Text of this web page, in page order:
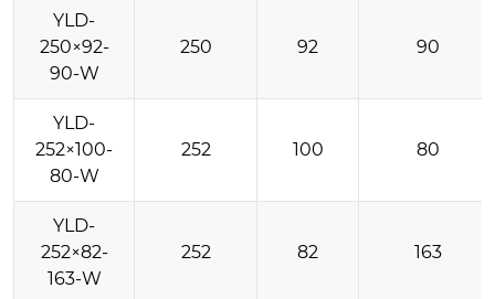
YLD-
250×92-
90-W
250 92 90
YLD-
252×100-
80-W
252 100 80
YLD-
252×82-
163-W
252 82 163